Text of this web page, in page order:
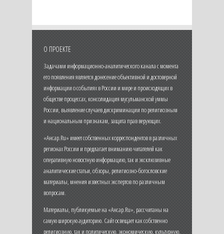
О ПРОЕКТЕ
Задачами информационно-аналитического канала с момента
его появления является донесение объективной и достоверной
информации о событиях в России и мире и происходящих в
обществе процессах, консолидация мусульманской уммы
России, выявление случаев дискриминации по религиозным
и национальным признакам, защита прав верующих.
«Ансар.Ru» имеет собственных корреспондентов в различных
регионах России и предлагает вниманию читателей как
оперативную новостную информацию, так и эксклюзивные
аналитические статьи, обзоры, религиозно-богословские
материалы, мнения известных экспертов по различным
вопросам.
Материалы, публикуемые на «Ансар.Ru», рассчитаны на
самую широкую аудиторию. Сайт освещает как собственно
религиозную, так и политическую, экономическую, культурную,